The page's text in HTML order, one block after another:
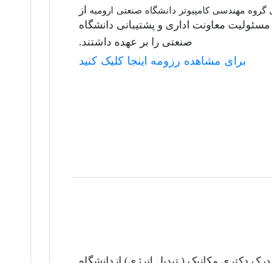
مهندسی کامپیوتر دانشگاه صنعتی ارومیه از
۱۳۹۷/۰۲/۲۲ تا ۱۳۹۸/۰۵/۱۴ مسئولیت معاونت اداری و پشتیبانی دانشگاه
صنعتی را بر عهده داشتند.
برای مشاهده رزومه اینجا کلیک کنید